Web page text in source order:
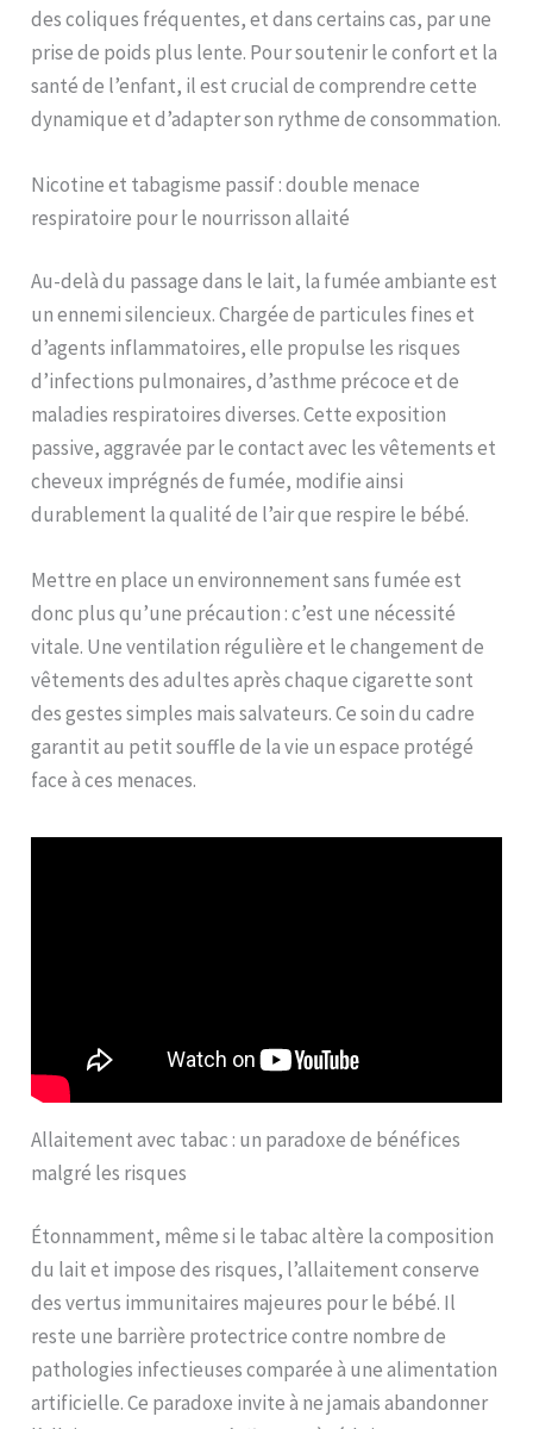
des coliques fréquentes, et dans certains cas, par une
prise de poids plus lente. Pour soutenir le confort et la
santé de l’enfant, il est crucial de comprendre cette
dynamique et d’adapter son rythme de consommation.
Nicotine et tabagisme passif : double menace
respiratoire pour le nourrisson allaité
Au-delà du passage dans le lait, la fumée ambiante est
un ennemi silencieux. Chargée de particules fines et
d’agents inflammatoires, elle propulse les risques
d’infections pulmonaires, d’asthme précoce et de
maladies respiratoires diverses. Cette exposition
passive, aggravée par le contact avec les vêtements et
cheveux imprégnés de fumée, modifie ainsi
durablement la qualité de l’air que respire le bébé.
Mettre en place un environnement sans fumée est
donc plus qu’une précaution : c’est une nécessité
vitale. Une ventilation régulière et le changement de
vêtements des adultes après chaque cigarette sont
des gestes simples mais salvateurs. Ce soin du cadre
garantit au petit souffle de la vie un espace protégé
face à ces menaces.
Allaitement avec tabac : un paradoxe de bénéfices
malgré les risques
Étonnamment, même si le tabac altère la composition
du lait et impose des risques, l’allaitement conserve
des vertus immunitaires majeures pour le bébé. Il
reste une barrière protectrice contre nombre de
pathologies infectieuses comparée à une alimentation
artificielle. Ce paradoxe invite à ne jamais abandonner